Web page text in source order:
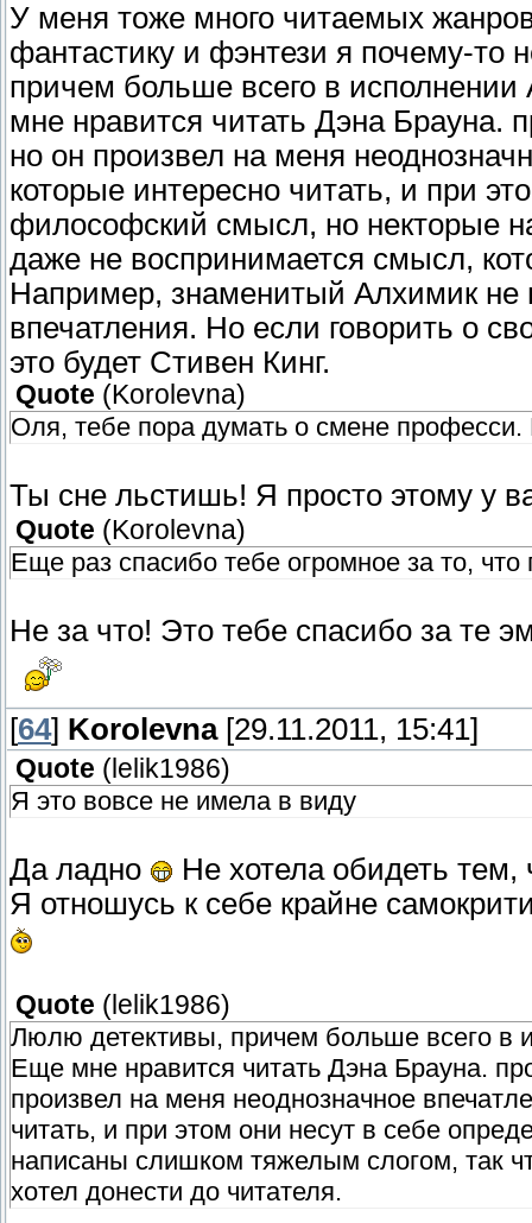
У меня тоже много читаемых
фантастику и фэнтези я почему-
причем больше всего в
мне нравится читать Дэна Брауна.
но он произвел на меня
которые интересно читать, и при
философский смысл, но некторые
даже не воспринимается смысл,
Например, знаменитый Алхимик не
впечатления. Но если говорить о
это будет Стивен Кинг.
Quote ( Korolevna)
Оля, тебе пора думать о смене
Ты сне льстишь! Я просто этому у
Quote (Korolevna)
Еще раз спасибо тебе огромное за то,
Не за что! Это тебе спасибо за те
[64] Korolevna[29.11.2011, 15:41]
Quote ( lelik1986)
Я это вовсе не имела в виду
Да ладно
Не хотела обидеть тем,
Я отношусь к себе крайне
Quote ( lelik1986)
Люлю детективы, причем больше всего в
Еще мне нравится читать Дэна Брауна.
произвел на меня неоднозначное
читать, и при этом они несут в себе
написаны слишком тяжелым слогом, так
хотел донести до читателя.